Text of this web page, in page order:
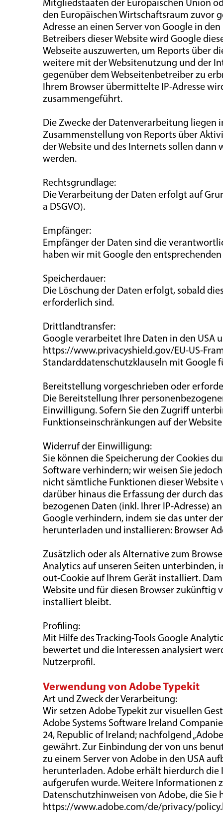
Mitgliedstaaten der Europäischen Union
den Europäischen Wirtschaftsraum zuvor
Adresse an einen Server von Google in
Betreibers dieser Website wird Google
Webseite auszuwerten, um Reports über
weitere mit der Websitenutzung und der
gegenüber dem Webseitenbetreiber zu
Ihrem Browser übermittelte IP-Adresse
zusammengeführt.
Die Zwecke der Datenverarbeitung liegen
Zusammenstellung von Reports über
der Website und des Internets sollen
werden.
Rechtsgrundlage:
Die Verarbeitung der Daten erfolgt auf
a DSGVO).
Empfänger:
Empfänger der Daten sind die
haben wir mit Google den
Speicherdauer:
Die Löschung der Daten erfolgt, sobald
erforderlich sind.
Drittlandtransfer:
Google verarbeitet Ihre Daten in den USA
https://www.privacyshield.gov/EU-US-
Standarddatenschutzklauseln mit Google
Bereitstellung vorgeschrieben oder
Die Bereitstellung Ihrer
Einwilligung. Sofern Sie den Zugriff
Funktionseinschränkungen auf der
Widerruf der Einwilligung:
Sie können die Speicherung der Cookies
Software verhindern; wir weisen Sie
nicht sämtliche Funktionen dieser
darüber hinaus die Erfassung der durch
bezogenen Daten (inkl. Ihrer IP-Adresse)
Google verhindern, indem sie das unter
herunterladen und installieren: Browser
Zusätzlich oder als Alternative zum
Analytics auf unseren Seiten unterbinden,
out-Cookie auf Ihrem Gerät installiert.
Website und für diesen Browser zukünftig
installiert bleibt.
Profiling:
Mit Hilfe des Tracking-Tools Google
bewertet und die Interessen analysiert
Nutzerprofil.
Verwendung von Adobe Typekit
Art und Zweck der Verarbeitung:
Wir setzen Adobe Typekit zur visuellen
Adobe Systems Software Ireland
24, Republic of Ireland; nachfolgend
gewährt. Zur Einbindung der von uns
zu einem Server von Adobe in den USA
herunterladen. Adobe erhält hierdurch die
aufgerufen wurde. Weitere Informationen
Datenschutzhinweisen von Adobe, die Sie
https://www.adobe.com/de/privacy/